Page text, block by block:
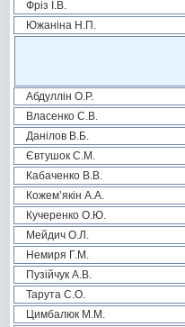
Фріз І.В.
Южаніна Н.П.
Абдуллін О.Р.
Власенко С.В.
Данілов В.Б.
Євтушок С.М.
Кабаченко В.В.
Кожем’якін А.А.
Кучеренко О.Ю.
Мейдич О.Л.
Немиря Г.М.
Пузійчук А.В.
Тарута С.О.
Цимбалюк М.М.